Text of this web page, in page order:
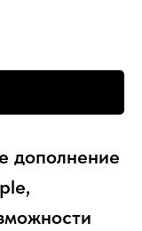
дополнение